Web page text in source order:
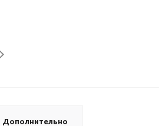
Дополнительно